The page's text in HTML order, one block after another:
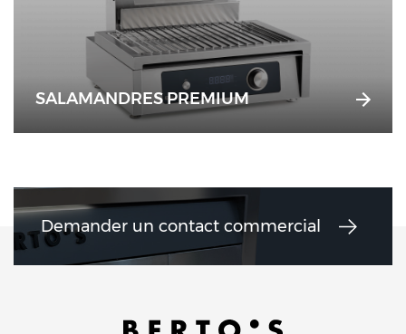
SALAMANDRES PREMIUM
Demander un contact commercial